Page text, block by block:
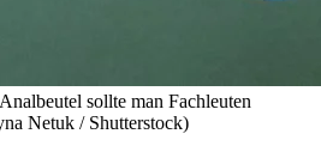
sollte man Fachleuten
Netuk / Shutterstock)